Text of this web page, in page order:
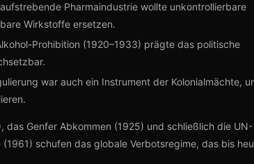
Pharmaindustrie wollte unkontrollierbare
Wirkstoffe ersetzen.
Prohibition (1920–1933) prägte das politische
war auch ein Instrument der Kolonialmächte,
das Genfer Abkommen (1925) und schließlich die UN-
schufen das globale Verbotsregime, das bis